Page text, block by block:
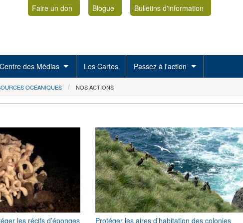
Faire un don Blogue
Bulletins d'information
Centre des Médias Les Cartes Passez à l'action
OCÉANIQUES NOS ACTIONS
les récifs d’éponges
Protéger les aires d’habitation des colonies